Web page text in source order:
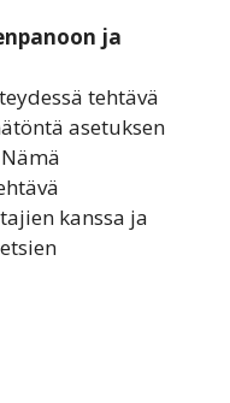
ja
tehtävä
asetuksen
kanssa ja